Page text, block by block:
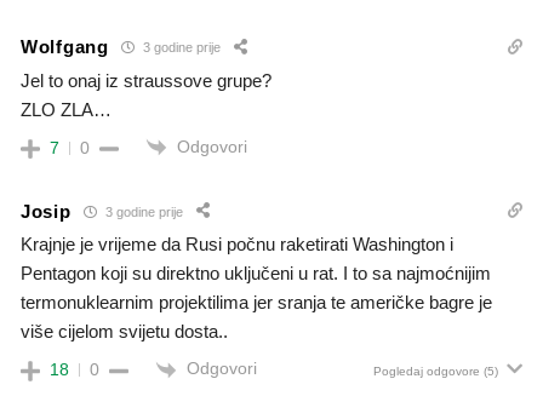
Wolfgang 3 godine prije
Jel to onaj iz straussove grupe?
ZLO ZLA…
7 0 Odgovori
Josip 3 godine prije
Krajnje je vrijeme da Rusi počnu raketirati Washington i
Pentagon koji su direktno uključeni u rat. I to sa najmoćnijim
termonuklearnim projektilima jer sranja te američke bagre je
više cijelom svijetu dosta..
18 0 Odgovori Pogledaj odgovore (5)